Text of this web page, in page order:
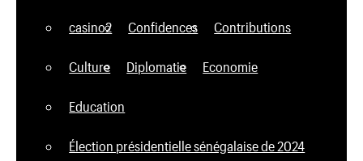
casino2 Confidences Contributions
Culture Diplomatie Economie
Education
Élection présidentielle sénégalaise de 2024